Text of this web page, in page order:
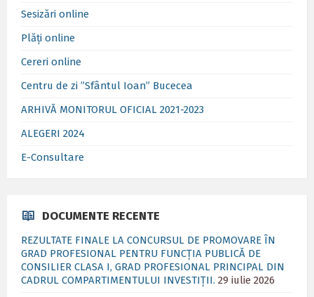
Sesizări online
Plăți online
Cereri online
Centru de zi ”Sfântul Ioan” Bucecea
ARHIVĂ MONITORUL OFICIAL 2021-2023
ALEGERI 2024
E-Consultare
DOCUMENTE RECENTE
REZULTATE FINALE LA CONCURSUL DE PROMOVARE ÎN
GRAD PROFESIONAL PENTRU FUNCȚIA PUBLICĂ DE
CONSILIER CLASA I, GRAD PROFESIONAL PRINCIPAL DIN
CADRUL COMPARTIMENTULUI INVESTIȚII. 29 iulie 2026